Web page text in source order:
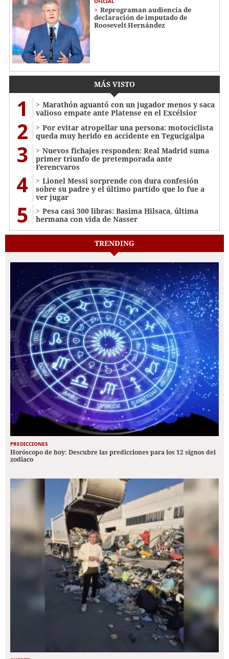
Reprograman audiencia de
declaración de imputado de
Roosevelt Hernández
MÁS VISTO
1
Marathón aguantó con un jugador menos y saca
valioso empate ante Platense en el Excélsior
2
Por evitar atropellar una persona: motociclista
queda muy herido en accidente en Tegucigalpa
3
Nuevos fichajes responden: Real Madrid suma
primer triunfo de pretemporada ante
Ferencvaros
4
Lionel Messi sorprende con dura confesión
sobre su padre y el último partido que lo fue a
ver jugar
5
Pesa casi 300 libras: Basima Hilsaca, última
hermana con vida de Nasser
TRENDING
PREDICCIONES
Horóscopo de hoy: Descubre las predicciones para los 12 signos del
zodiaco